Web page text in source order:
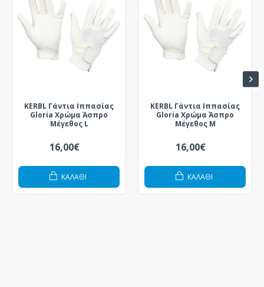
KERBL Γάντια Ιππασίας
Gloria Χρώμα Άσπρο
Μέγεθος L
16,00€
ΚΑΛΆΘΙ
KERBL Γάντια Ιππασίας
Gloria Χρώμα Άσπρο
Μέγεθος M
16,00€
ΚΑΛΆΘΙ